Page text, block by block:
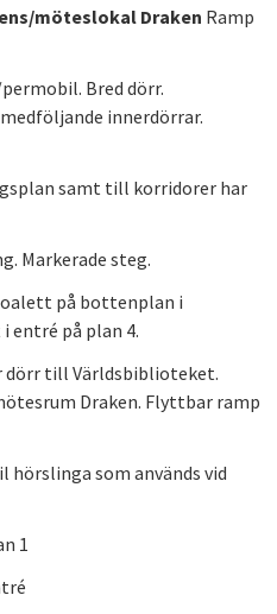
möteslokal Draken Ramp
Bred dörr.
innerdörrar.
samt till korridorer har
Markerade steg.
på bottenplan i
entré på plan 4.
dörr till Världsbiblioteket.
Draken. Flyttbar ramp
hörslinga som används vid
1